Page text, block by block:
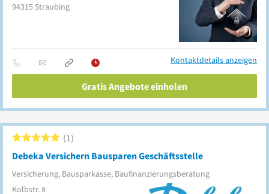
94315 Straubing
Kontaktdetails anzeigen
Gratis Angebote einholen
Debeka Versichern Bausparen Geschäftsstelle
Versicherung, Bausparkasse, Baufinanzierungsberatung
1
Kolbstr. 8